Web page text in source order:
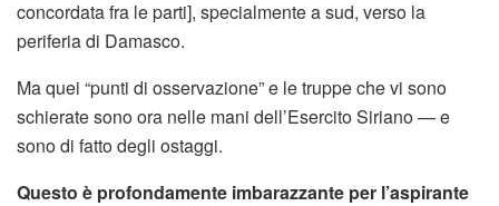
concordata fra le parti], specialmente a sud, verso la
periferia di Damasco.
Ma quei “punti di osservazione” e le truppe che vi sono
schierate sono ora nelle mani dell’Esercito Siriano — e
sono di fatto degli ostaggi.
Questo è profondamente imbarazzante per l’aspirante